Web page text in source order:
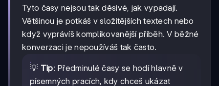
Tyto časy nejsou tak děsivé, jak vypadají.
Většinou je potkáš v složitějších textech nebo
když vyprávíš komplikovanější příběh. V běžné
konverzaci je nepoužíváš tak často.
💡 Tip: Předminulé časy se hodí hlavně v
písemných pracích, kdy chceš ukázat